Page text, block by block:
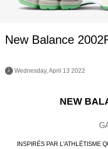
New Balance
Wednesday, April 13 2022
NEW
INSPIRÉS PAR L'ATHLÉTISME